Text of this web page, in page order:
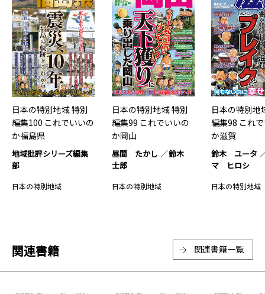
日本の特別地域 特別
編集100 これでいいの
か福島県
地域批評シリーズ編集
部
日本の特別地域
日本の特別地域 特別
編集99 これでいいの
か岡山
昼間 たかし
鈴木
士郎
日本の特別地域
日本の特別地
編集98 これ
か滋賀
鈴木 ユータ
マ ヒロシ
日本の特別地域
関連書籍 関連書籍一覧